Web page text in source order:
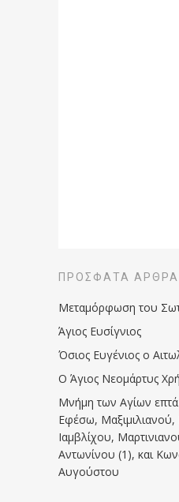
ΠΡΌΣΦΑΤΑ ΆΡΘΡΑ
Μεταμόρφωση του
Άγιος Ευσίγνιος
Όσιος Ευγένιος ο
Ο Άγιος Νεομάρτυς
Μνήμη των Aγίων
Eφέσω,
Iαμβλίχου,
Aντωνίνου (1), και
Αυγούστου